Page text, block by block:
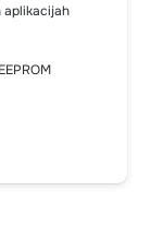
aplikacijah